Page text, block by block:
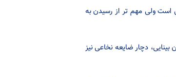
است ولی مهم تر از رسیدن به
در سال 62 علاوه بر از دست دادن بینایی، دچار ضایعه نخاعی نیز